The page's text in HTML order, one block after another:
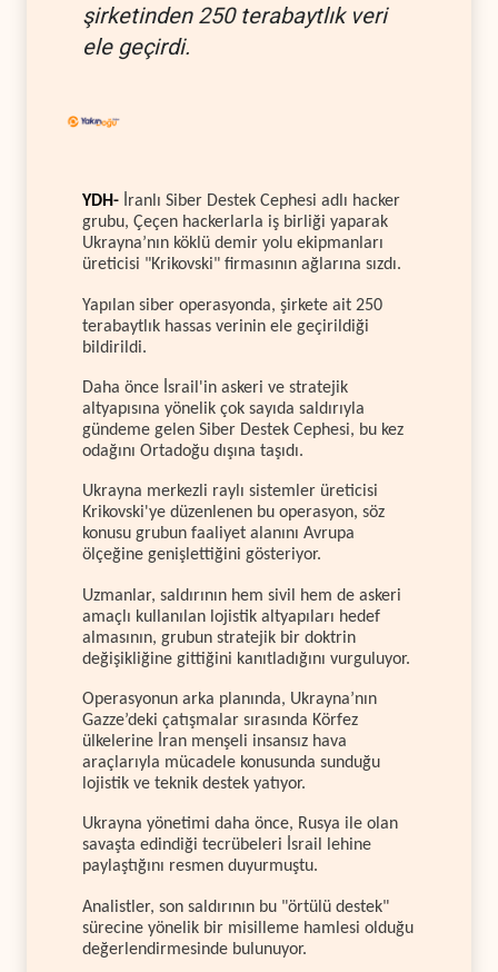
şirketinden 250 terabaytlık veri
ele geçirdi.
YDH- İranlı Siber Destek Cephesi adlı hacker
grubu, Çeçen hackerlarla iş birliği yaparak
Ukrayna’nın köklü demir yolu ekipmanları
üreticisi "Krikovski" firmasının ağlarına sızdı.
Yapılan siber operasyonda, şirkete ait 250
terabaytlık hassas verinin ele geçirildiği
bildirildi.
Daha önce İsrail'in askeri ve stratejik
altyapısına yönelik çok sayıda saldırıyla
gündeme gelen Siber Destek Cephesi, bu kez
odağını Ortadoğu dışına taşıdı.
Ukrayna merkezli raylı sistemler üreticisi
Krikovski'ye düzenlenen bu operasyon, söz
konusu grubun faaliyet alanını Avrupa
ölçeğine genişlettiğini gösteriyor.
Uzmanlar, saldırının hem sivil hem de askeri
amaçlı kullanılan lojistik altyapıları hedef
almasının, grubun stratejik bir doktrin
değişikliğine gittiğini kanıtladığını vurguluyor.
Operasyonun arka planında, Ukrayna’nın
Gazze’deki çatışmalar sırasında Körfez
ülkelerine İran menşeli insansız hava
araçlarıyla mücadele konusunda sunduğu
lojistik ve teknik destek yatıyor.
Ukrayna yönetimi daha önce, Rusya ile olan
savaşta edindiği tecrübeleri İsrail lehine
paylaştığını resmen duyurmuştu.
Analistler, son saldırının bu "örtülü destek"
sürecine yönelik bir misilleme hamlesi olduğu
değerlendirmesinde bulunuyor.